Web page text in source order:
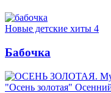
Новые детские хиты 4
Бабочка
"Осень золотая"